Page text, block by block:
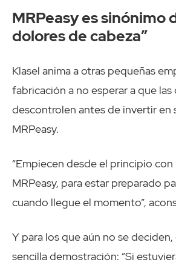
MRPeasy es sinónimo
dolores de cabeza”
Klasel anima a otras pequeñas
fabricación a no esperar a que las
descontrolen antes de invertir en
MRPeasy.
“Empiecen desde el principio
MRPeasy, para estar preparado
cuando llegue el momento”,
Y para los que aún no se
sencilla demostración: “Si